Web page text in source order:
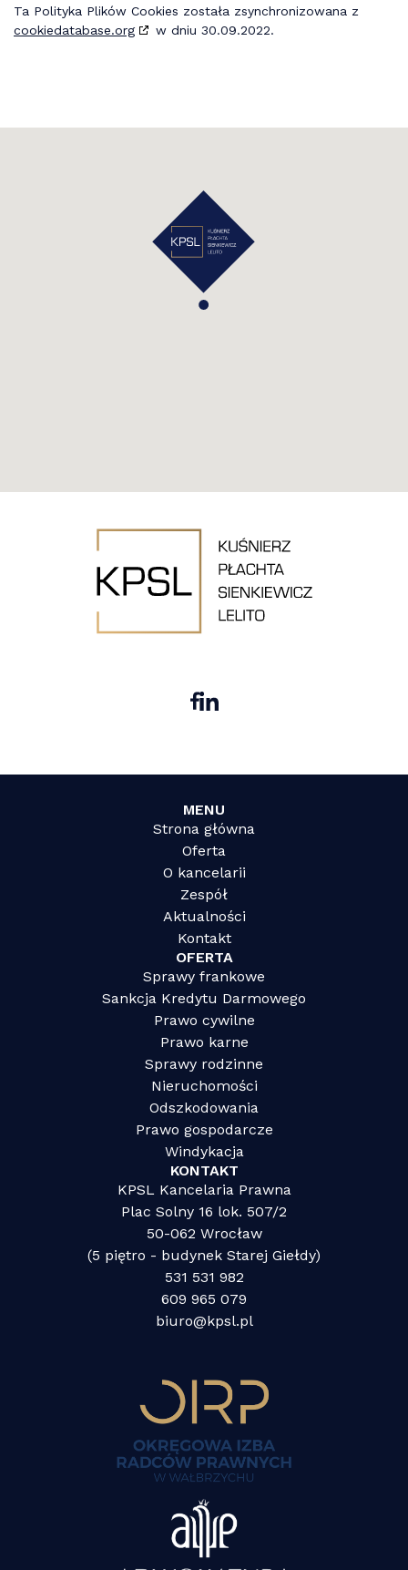
Ta Polityka Plików Cookies została zsynchronizowana z
cookiedatabase.org
w dniu 30.09.2022.
MENU
Strona główna
Oferta
O kancelarii
Zespół
Aktualności
Kontakt
OFERTA
Sprawy frankowe
Sankcja Kredytu Darmowego
Prawo cywilne
Prawo karne
Sprawy rodzinne
Nieruchomości
Odszkodowania
Prawo gospodarcze
Windykacja
KONTAKT
KPSL Kancelaria Prawna
Plac Solny 16 lok. 507/2
50-062 Wrocław
(5 piętro - budynek Starej Giełdy)
531 531 982
609 965 079
biuro@kpsl.pl